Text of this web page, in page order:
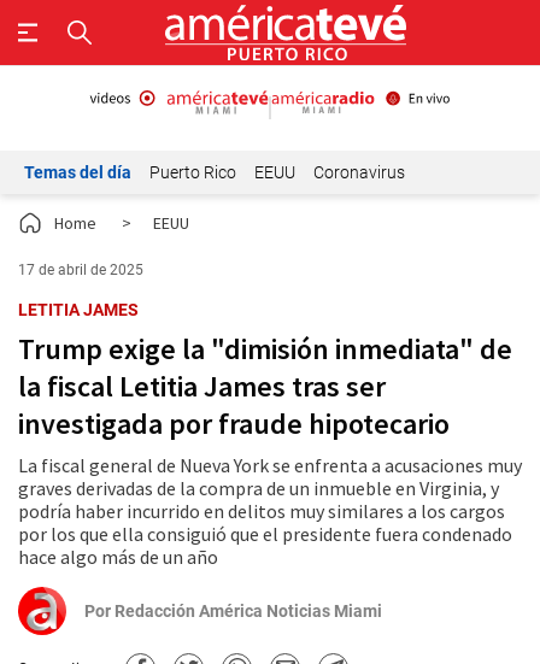
Temas del día Puerto Rico EEUU Coronavirus
Home > EEUU
17 de abril de 2025
LETITIA JAMES
Trump exige la "dimisión inmediata" de
la fiscal Letitia James tras ser
investigada por fraude hipotecario
La fiscal general de Nueva York se enfrenta a acusaciones muy
graves derivadas de la compra de un inmueble en Virginia, y
podría haber incurrido en delitos muy similares a los cargos
por los que ella consiguió que el presidente fuera condenado
hace algo más de un año
Por Redacción América Noticias Miami